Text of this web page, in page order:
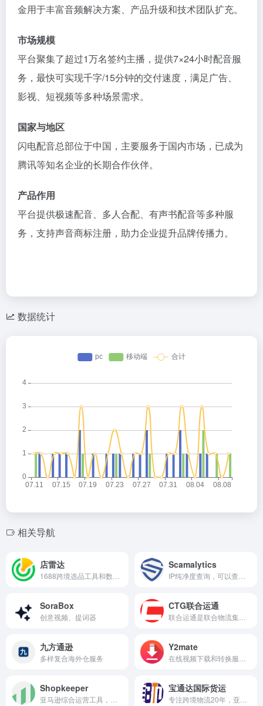
金用于丰富音频解决方案、产品升级和技术团队扩充。
市场规模
平台聚集了超过1万名签约主播，提供7×24小时配音服
务，最快可实现千字/15分钟的交付速度，满足广告、
影视、短视频等多种场景需求。
国家与地区
闪电配音总部位于中国，主要服务于国内市场，已成为
腾讯等知名企业的长期合作伙伴。
产品作用
平台提供极速配音、多人合配、有声书配音等多种服
务，支持声音商标注册，助力企业提升品牌传播力。
数据统计
相关导航
店雷达 Scamalytics
SoraBox
创意视频、提词器
CTG联合运通
九方通逊
多样复合海外仓服务
Y2mate
Shopkeeper 宝通达国际货运